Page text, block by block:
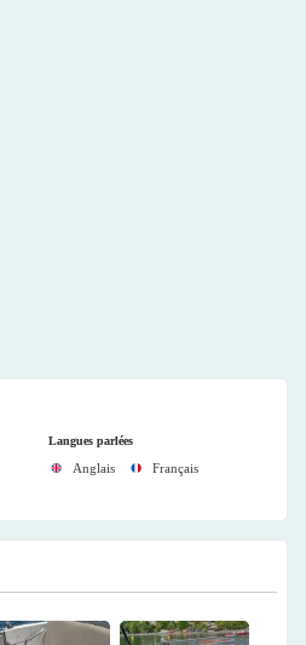
Langues parlées
Anglais Français